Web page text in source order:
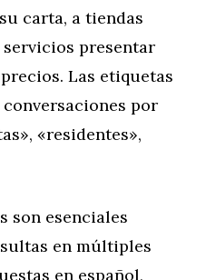
carta, a tiendas
presentar
Las etiquetas
por
«residentes»,
son esenciales
en múltiples
en español,